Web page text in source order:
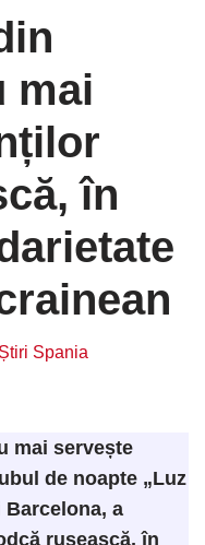
mai
în
Știri Spania
mai servește
de noapte „Luz
a
rusească, în